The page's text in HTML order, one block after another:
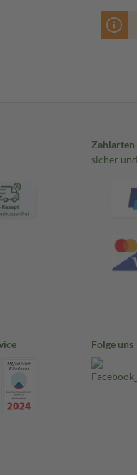
Zahlarten
sicher
Folge uns